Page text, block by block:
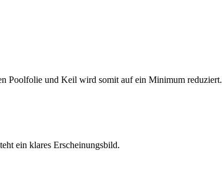
Poolfolie und Keil wird somit auf ein Minimum reduziert.
ein klares Erscheinungsbild.